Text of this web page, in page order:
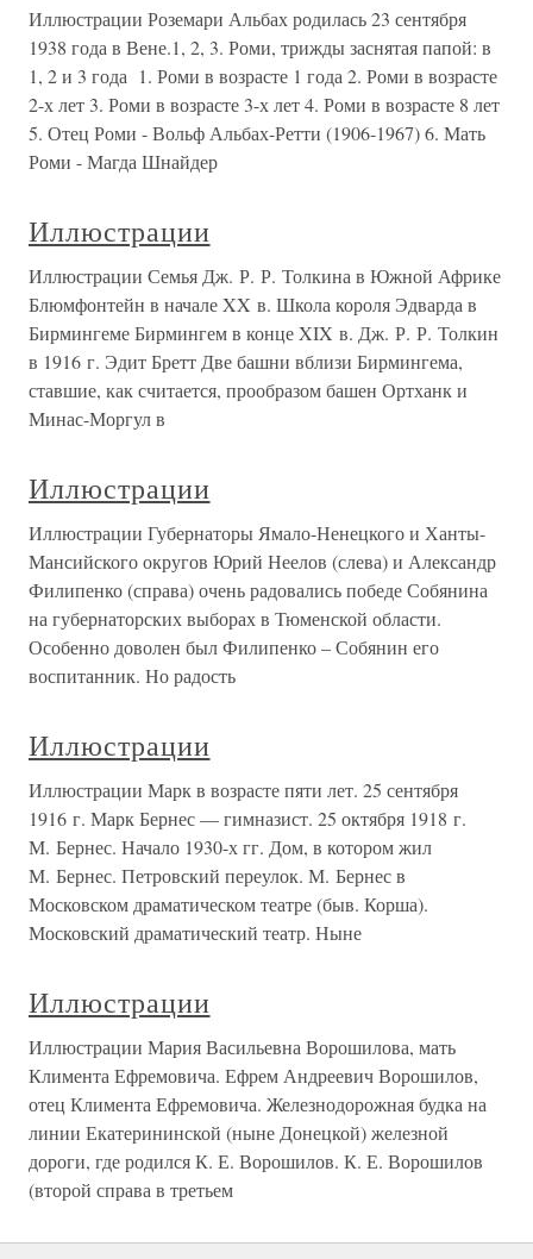
Иллюстрации Роземари Альбах родилась 23 сентября
1938 года в Вене.1, 2, 3. Роми, трижды заснятая папой: в
1, 2 и 3 года 1. Роми в возрасте 1 года 2. Роми в возрасте
2-х лет 3. Роми в возрасте 3-х лет 4. Роми в возрасте 8 лет
5. Отец Роми - Вольф Альбах-Ретти (1906-1967) 6. Мать
Роми - Магда Шнайдер
Иллюстрации
Иллюстрации Семья Дж. Р. Р. Толкина в Южной Африке
Блюмфонтейн в начале XX в. Школа короля Эдварда в
Бирмингеме Бирмингем в конце XIX в. Дж. Р. Р. Толкин
в 1916 г. Эдит Бретт Две башни вблизи Бирмингема,
ставшие, как считается, прообразом башен Ортханк и
Минас-Моргул в
Иллюстрации
Иллюстрации Губернаторы Ямало-Ненецкого и Ханты-
Мансийского округов Юрий Неелов (слева) и Александр
Филипенко (справа) очень радовались победе Собянина
на губернаторских выборах в Тюменской области.
Особенно доволен был Филипенко – Собянин его
воспитанник. Но радость
Иллюстрации
Иллюстрации Марк в возрасте пяти лет. 25 сентября
1916 г. Марк Бернес — гимназист. 25 октября 1918 г.
М. Бернес. Начало 1930-х гг. Дом, в котором жил
М. Бернес. Петровский переулок. М. Бернес в
Московском драматическом театре (быв. Корша).
Московский драматический театр. Ныне
Иллюстрации
Иллюстрации Мария Васильевна Ворошилова, мать
Климента Ефремовича. Ефрем Андреевич Ворошилов,
отец Климента Ефремовича. Железнодорожная будка на
линии Екатерининской (ныне Донецкой) железной
дороги, где родился К. Е. Ворошилов. К. Е. Ворошилов
(второй справа в третьем